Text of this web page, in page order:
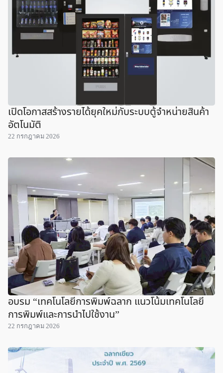
เปิดโอกาสสร้างรายได้ยุคใหม่กับระบบตู้จำหน่ายสินค้า
อัตโนมัติ
22 กรกฎาคม 2026
อบรม “เทคโนโลยีการพิมพ์ฉลาก แนวโน้มเทคโนโลยี
การพิมพ์และการนำไปใช้งาน”
22 กรกฎาคม 2026